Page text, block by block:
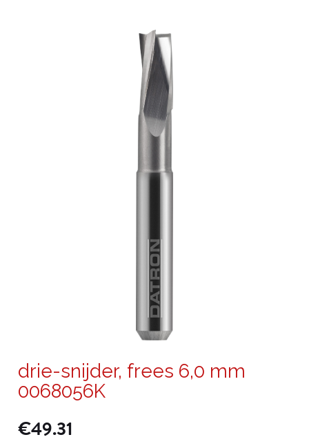
drie-snijder, frees 6,0 mm
0068056K
€49.31